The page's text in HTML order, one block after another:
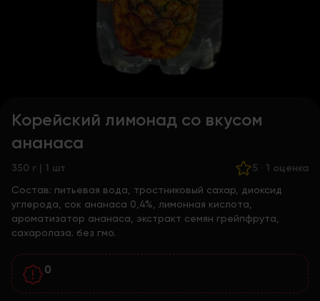
Корейский лимонад со вкусом
ананаса
350 г | 1 шт 5 · 1 оценка
Состав: питьевая вода, тростниковый сахар, диоксид
углерода, сок ананаса 0,4%, лимонная кислота,
ароматизатор ананаса, экстракт семян грейпфрута,
сахаролаза. без гмо.
0